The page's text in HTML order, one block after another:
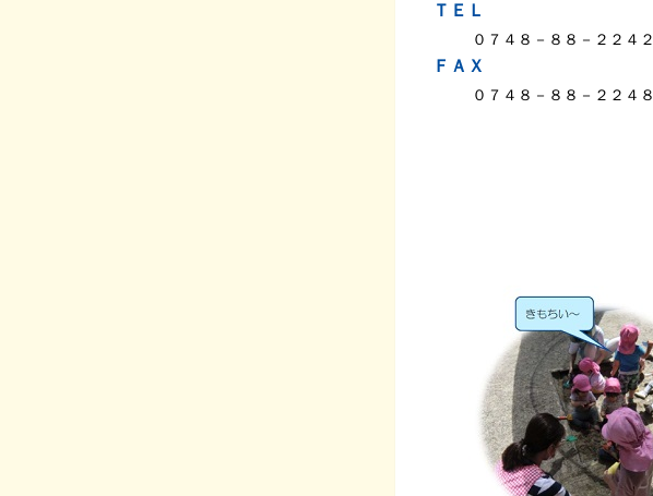
ＴＥＬ
０７４８－８８－２２４２
ＦＡＸ
０７４８－８８－２２４８